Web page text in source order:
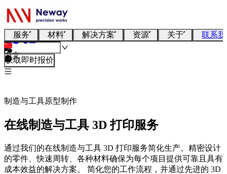
服务 材料 解决方案 资源 关于 联系
中文
获取即时报价
制造与工具原型制作
在线制造与工具 3D 打印服务
通过我们的在线制造与工具 3D 打印服务简化生产。精密设计
的零件、快速周转、各种材料确保为每个项目提供可靠且具有
成本效益的解决方案。 简化您的工作流程，并通过先进的 3D